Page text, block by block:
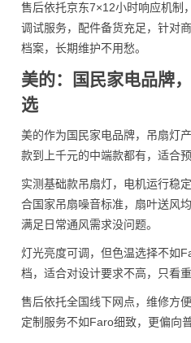
售后依托京东7×12小时响应机制
调试服务，配件备货充足，针对
档案，长期维护不用愁。
美的：国民家电品牌
选
美的作为国民家电品牌，吊扇灯
款到上千元的中端款都有，适合
实测基础款吊扇灯，电机运行稳
合国家吊扇噪音标准，扇叶送风
满足日常通风需求没问题。
灯光亮度可调，但色温选择不如
档，适合对设计要求不高，只看
售后依托全国线下网点，维修方
定制服务不如Faro细致，更偏向